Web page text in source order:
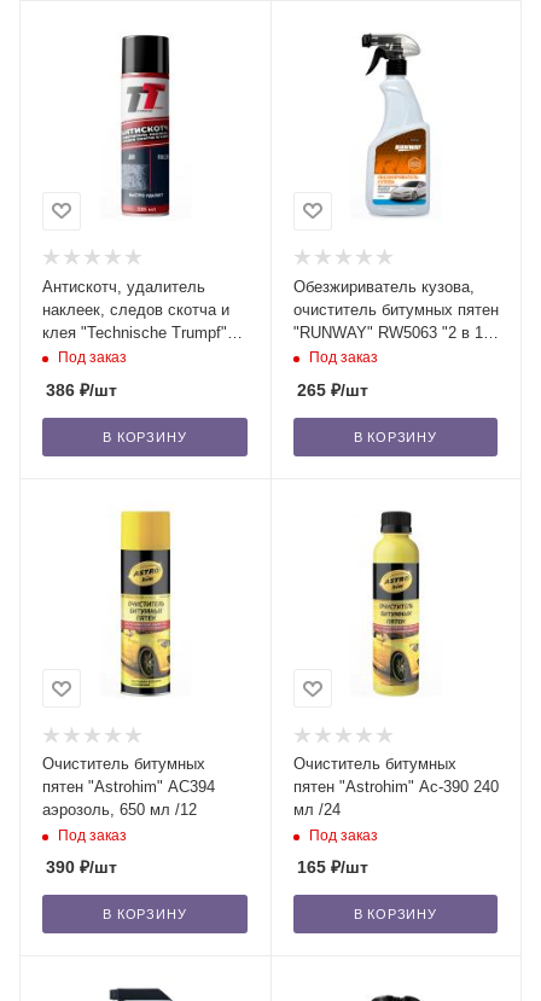
Антискотч, удалитель
наклеек, следов скотча и
клея "Technische Trumpf"
CN03/15 аэрозоль, 335 мл
Под заказ
386 ₽/шт
В КОРЗИНУ
Обезжириватель кузова,
очиститель битумных пятен
"RUNWAY" RW5063 "2 в 1"
500 мл /12
Под заказ
265₽/шт
В КОРЗИНУ
Очиститель битумных
пятен "Astrohim" AC394
аэрозоль, 650 мл /12
Под заказ
390 ₽/шт
В КОРЗИНУ
Очиститель битумных
пятен "Astrohim" Ас-390 240
мл /24
Под заказ
165₽/шт
В КОРЗИНУ